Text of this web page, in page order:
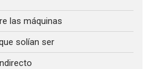
las máquinas
solían ser